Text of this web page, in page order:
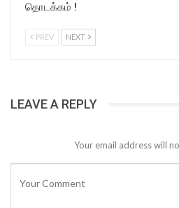
தொடக்கம் !
PREV NEXT
LEAVE A REPLY
Your email address will